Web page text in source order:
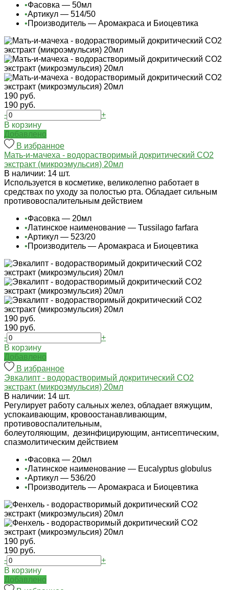
•Фасовка — 50мл
•Артикул — 514/50
•Производитель — Аромакраса и Биоцевтика
190 руб.
190 руб.
-
+
В корзину
Добавлено
В избранное
Мать-и-мачеха - водорастворимый докритический СО2
экстракт (микроэмульсия) 20мл
В наличии: 14 шт.
Используется в косметике, великолепно работает в
средствах по уходу за полостью рта. Обладает сильным
противовоспалительным действием
•Фасовка — 20мл
•Латинское наименование — Tussilago farfara
•Артикул — 523/20
•Производитель — Аромакраса и Биоцевтика
190 руб.
190 руб.
-
+
В корзину
Добавлено
В избранное
Эвкалипт - водорастворимый докритический СО2
экстракт (микроэмульсия) 20мл
В наличии: 14 шт.
Регулирует работу сальных желез, обладает вяжущим,
успокаивающим, кровоостанавливающим,
противовоспалительным,
болеутоляющим, дезинфицирующим, антисептическим,
спазмолитическим действием
•Фасовка — 20мл
•Латинское наименование — Eucalyptus globulus
•Артикул — 536/20
•Производитель — Аромакраса и Биоцевтика
190 руб.
190 руб.
-
+
В корзину
Добавлено